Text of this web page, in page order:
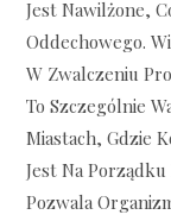
Jest Nawilżone,
Oddechowego.
W Zwalczeniu
To Szczególnie
Miastach, Gdzie
Jest Na
Pozwala